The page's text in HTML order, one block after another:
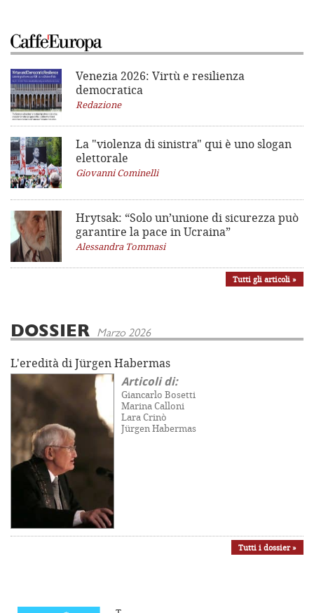
Venezia 2026: Virtù e resilienza
democratica
Redazione
La "violenza di sinistra" qui è uno slogan
elettorale
Giovanni Cominelli
Hrytsak: “Solo un’unione di sicurezza può
garantire la pace in Ucraina”
Alessandra Tommasi
Tutti gli articoli »
DOSSIER Marzo 2026
L'eredità di Jürgen Habermas
Articoli di:
Giancarlo Bosetti
Marina Calloni
Lara Crinò
Jürgen Habermas
Tutti i dossier »